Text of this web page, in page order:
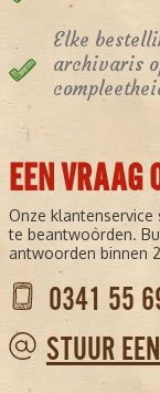
Elke
archivaris
EEN VRAAG
Onze klantenservice
te beantwoorden.
antwoorden binnen
0341 55
STUUR